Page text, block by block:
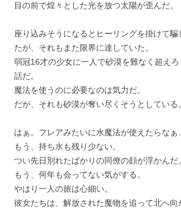
目の前で煌々とした光を放つ太陽が歪んだ。
座り込みそうになるとヒーリングを掛けて騙
たが、それもまた限界に達していた。
弱冠16才の少女に一人で砂漠を難なく超え
話だ。
魔法を使うのに必要なのは気力だ。
だが、それも砂漠が奪い尽くそうとしている。
はぁ。フレアみたいに水魔法が使えたらなぁ
もう、持ち水も残り少ない。
つい先日別れたばかりの同僚の顔が浮かんだ。
もう、何年も会ってない気がする。
やはり一人の旅は心細い。
彼女たちは、解放された魔物を追って北へ向